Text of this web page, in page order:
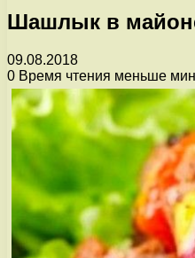
Шашлык в
09.08.2018
0 Время чтения меньше